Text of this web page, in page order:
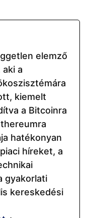
híreket, a
gyakorlati
kereskedési
SHIBA INU